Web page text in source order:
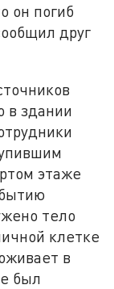
он погиб
друг
в здании
этаже
тело
клетке
в
был